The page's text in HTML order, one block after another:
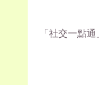
「社交一點